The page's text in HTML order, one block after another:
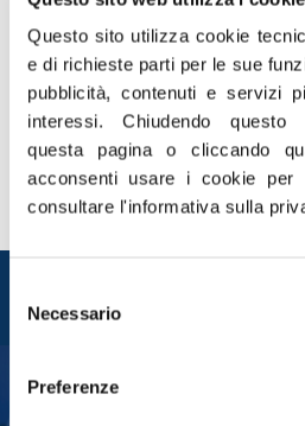
Questo sito utilizza cookie
e di richieste parti per le sue
pubblicità, contenuti e servizi
interessi.Chiudendo questo
questa pagina o cliccando
acconsenti usare i cookie per
consultare l'informativa sulla
delNecessario
Preferenze
con il nuovo Dpcm, per chi
occasione delle festività
confessione del grave errore
maggioranza quando, la
frontiere agli italiani e agli
altre Nazioni favorendo,
l’accoglienza indiscriminata di